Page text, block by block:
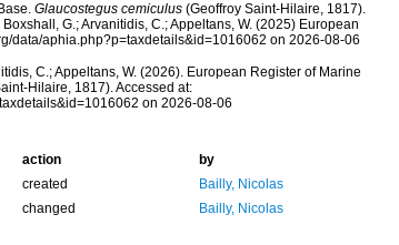
Glaucostegus cemiculus(Geoffroy Saint-Hilaire, 1817).
G.; Arvanitidis, C.; Appeltans, W. (2025) European
data/aphia.php?p=taxdetails&id=1016062 on 2026-08-06
C.; Appeltans, W. (2026). European Register of Marine
Hilaire, 1817). Accessed at:
on 2026-08-06
action
by
created
Bailly, Nicolas
changed Bailly, Nicolas